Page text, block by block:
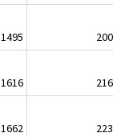
1495
1616
1662